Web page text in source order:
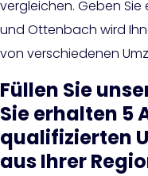
vergleichen. Geben
und Ottenbach wird
von verschiedenen
Füllen Sie
Sie erhalten 5
qualifizierten
aus Ihrer